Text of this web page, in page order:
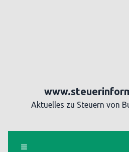
Aktuelles zu Steuern von